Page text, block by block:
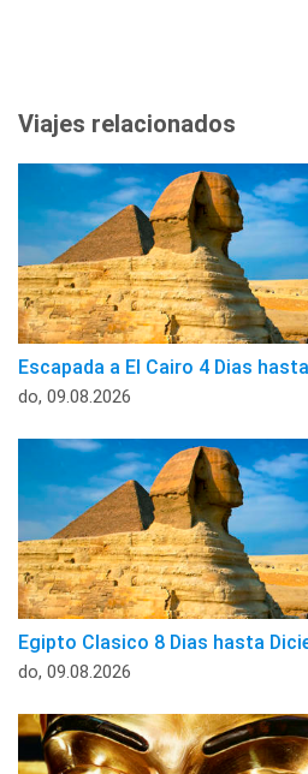
Viajes relacionados
Escapada a El Cairo 4 Dias
do, 09.08.2026
Egipto Clasico 8 Dias hasta
do, 09.08.2026